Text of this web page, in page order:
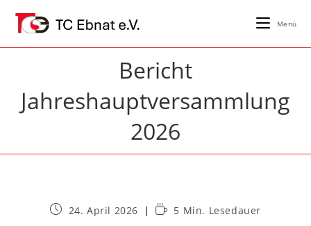
Inhalt
Menü
Bericht
Jahreshauptversammlung
2026
Beitrag24. April 2026 Lesedauer:
5 Min. Lesedauer